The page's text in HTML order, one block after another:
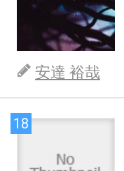
安達 裕哉
18